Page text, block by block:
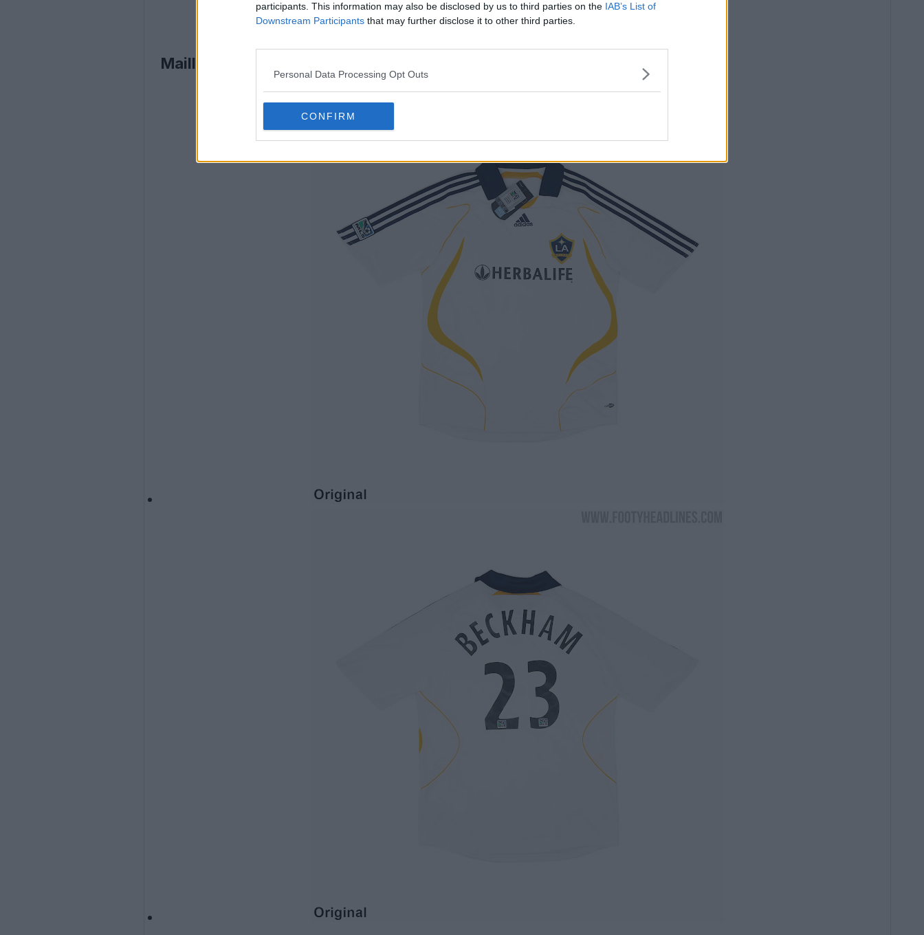
participants. This information may also be disclosed by us to third parties on the IAB’s List of
Downstream Participants that may further disclose it to other third parties.
Personal Data Processing Opt Outs
CONFIRM
Maillot domicile réédité Adidas Galaxy 2027 2007